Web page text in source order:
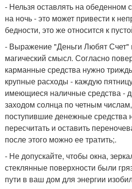
- Нельзя оставлять на обеденном
на ночь - это может привести к
бедности, это же относится к
- Выражение "Деньги Любят Счет"
магический смысл. Согласно
карманные средства нужно
крупные расходы - каждую
имеющиеся наличные средства -
заходом солнца по четным
поступившие денежные средства
пересчитать и оставить
после этого можно ее тратить;.
- Не допускайте, чтобы окна,
стеклянные поверхности были
пути в ваш дом для энергии